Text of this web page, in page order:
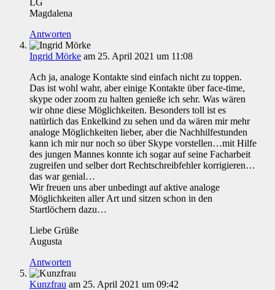
LG
Magdalena
Antworten
Ingrid Mörke am 25. April 2021 um 11:08
Ach ja, analoge Kontakte sind einfach nicht zu toppen.
Das ist wohl wahr, aber einige Kontakte über face-time,
skype oder zoom zu halten genieße ich sehr. Was wären
wir ohne diese Möglichkeiten. Besonders toll ist es
natürlich das Enkelkind zu sehen und da wären mir mehr
analoge Möglichkeiten lieber, aber die Nachhilfestunden
kann ich mir nur noch so über Skype vorstellen…mit Hilfe
des jungen Mannes konnte ich sogar auf seine Facharbeit
zugreifen und selber dort Rechtschreibfehler korrigieren…
das war genial…
Wir freuen uns aber unbedingt auf aktive analoge
Möglichkeiten aller Art und sitzen schon in den
Startlöchern dazu…
Liebe Grüße
Augusta
Antworten
Kunzfrau am 25. April 2021 um 09:42